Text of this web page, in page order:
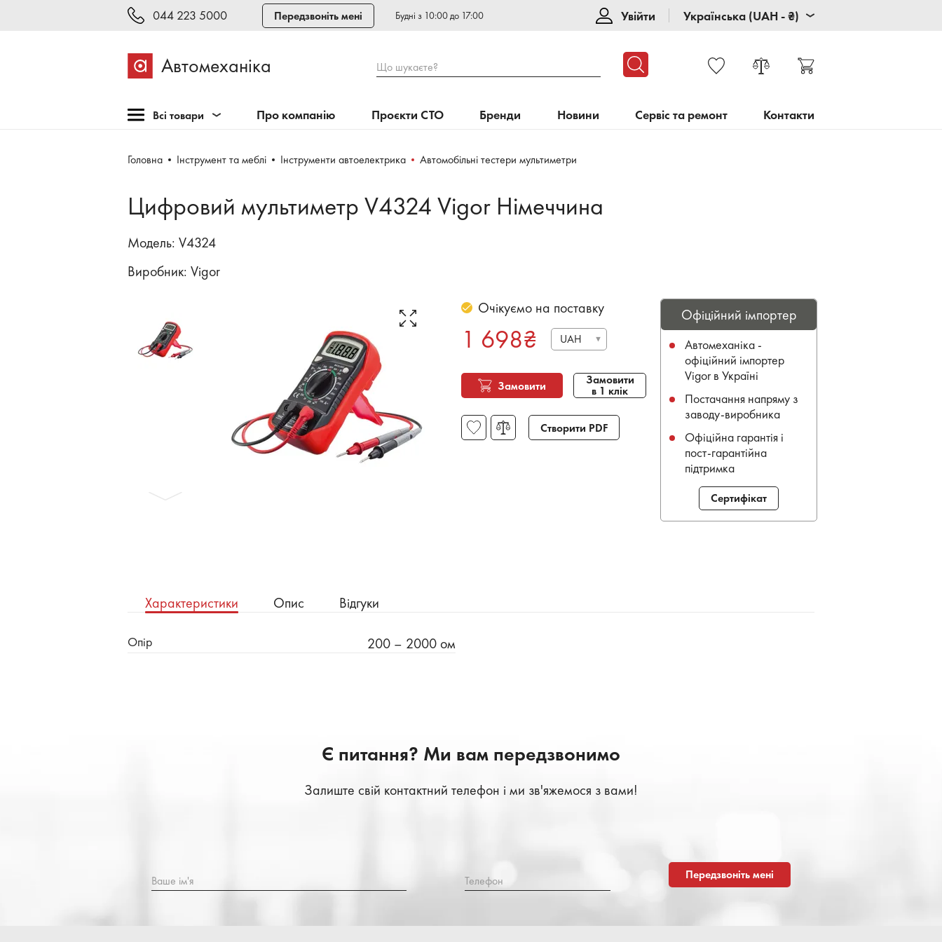
044 223 5000 Передзвоніть мені Будні з 10:00 до 17:00 Увійти Українська (UAH - ₴)
Автомеханіка Що шукаєте?
Всі товари
Обладнання для СТО
шиномонтажу
Техогляд і тестування
Зварювання, рихтовка,
Електромобілі
Про компанію Проєкти СТО Бренди Новини Сервіс та ремонт Контакти
Головна Інструмент та меблі Інструменти автоелектрика Автомобільні тестери мультиметри
Цифровий мультиметр V4324 Vigor Німеччина
Модель: V4324
Виробник: Vigor
Очікуємо на поставку
1 698₴ UAH
Замовити Замовити
в 1 клік
Створити PDF
Офіційний імпортер
Автомеханіка -
офіційний імпортер
Vigor в Україні
Постачання напряму з
заводу-виробника
Офіційна гарантія і
пост-гарантійна
підтримка
Сертифікат
Характеристики Опис Відгуки
Опір 200 – 2000 ом
Є питання? Ми вам передзвонимо
Залиште свій контактний телефон і ми зв'яжемося з вами!
Ваше ім'я Телефон Передзвоніть мені